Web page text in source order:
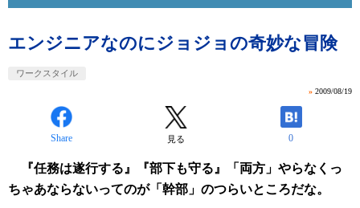
エンジニアなのにジョジョの奇妙な冒険
ワークスタイル
» 2009/08/19
Share 見る 0
『任務は遂行する』『部下も守る』「両方」やらなくっ
ちゃあならないってのが「幹部」のつらいところだな。